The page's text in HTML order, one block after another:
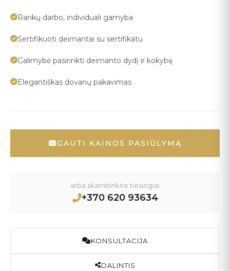
Rankų darbo, individuali gamyba
Sertifikuoti deimantai su sertifikatu
Galimybė pasirinkti deimanto dydį ir kokybę
Elegantiškas dovanų pakavimas
GAUTI KAINOS PASIŪLYMĄ
arba skambinkite tiesiogiai
+370 620 93634
KONSULTACIJA
DALINTIS